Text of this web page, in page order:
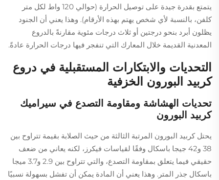
يتمتع بقدرة جيدة على توصيل الحرارة (حوالي 120 واط لكل متر
كلفن، بالنسبة لأي شخص يهتم بهذه الأرقام). وهذا يعني أن الجنود
يظلون أبرد بنحو درجتين أو ثلاث درجات مئوية مقارنةً بالدروع
المعدنية القديمة خلال المعارك التي تنفجر فيها درجات الحرارة عادةً.
التحديات والابتكارات المستقبلية في دروع
كربيد البورون الخزفية
تحديات الهشاشة ومقاومة التصدع في سيراميك
كربيد البورون
يحتل كربيد البورون المرتبة الثالثة من حيث الصلابة بقيمة تتراوح بين
38 و42 جيجا باسكال وفقًا لقياسات فيكرز، لكنه يعاني من ضعف
حقيقي فيما يتعلق بمقاومة التصدع، والتي تتراوح بين 2.9 و3.7 ميجا
باسكال جذر المتر. وهذا يعني أن المادة يمكن أن تفشل بسهولة نسبيًا